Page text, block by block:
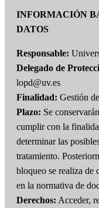
INFORMACIÓN
DATOS
Responsable:
Delegado de
lopd@uv.es
Finalidad: Gestión
Plazo: Se
cumplir con la
determinar las
tratamiento.
bloqueo se realiza de
en la normativa de
Derechos: Acceder,